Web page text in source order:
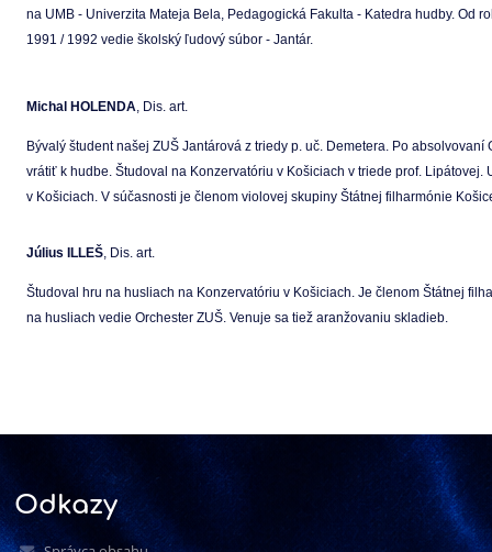
na UMB - Univerzita Mateja Bela, Pedagogická Fakulta - Katedra hudby. Od
1991 / 1992 vedie školský ľudový súbor - Jantár.
Michal HOLENDA, Dis. art.
Bývalý študent našej ZUŠ Jantárová z triedy p. uč. Demetera. Po
vrátiť k hudbe. Študoval na Konzervatóriu v Košiciach v triede prof.
v Košiciach. V súčasnosti je členom violovej skupiny Štátnej filharmónie
Július ILLEŠ, Dis. art.
Študoval hru na husliach na Konzervatóriu v Košiciach. Je členom Štátnej
na husliach vedie Orchester ZUŠ. Venuje sa tiež aranžovaniu skladieb.
Odkazy